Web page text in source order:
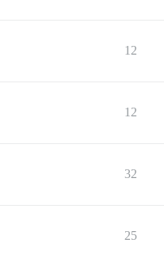
12
12
32
25